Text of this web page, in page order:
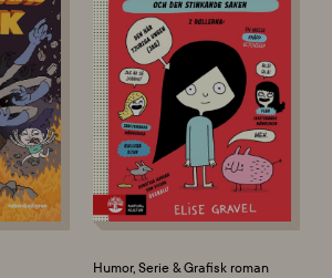
Humor, Serie & Grafisk roman